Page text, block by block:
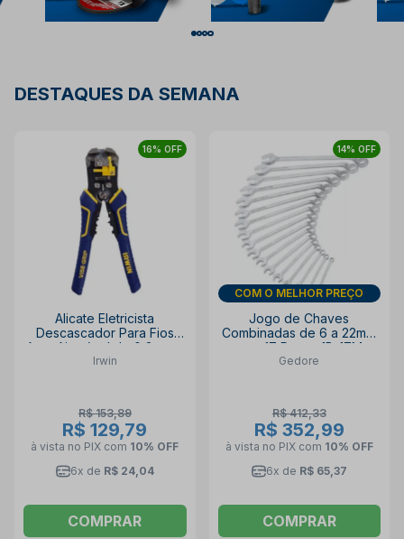
DESTAQUES DA SEMANA
16% OFF
Alicate Eletricista
Descascador Para Fios
Auto Ajustável de 0,2mm a
6,0mm 2078300 IRWIN
Irwin
R$ 153,89
R$ 129,79
à vista no PIX com 10% OFF
6x de R$ 24,04
COMPRAR
14% OFF
DIA DOS PAIS
Jogo de Chaves
Combinadas de 6 a 22mm
com 17 Peças 1B-17M
GEDORE
Gedore
R$ 412,33
R$ 352,99
à vista no PIX com 10% OFF
6x de R$ 65,37
COMPRAR